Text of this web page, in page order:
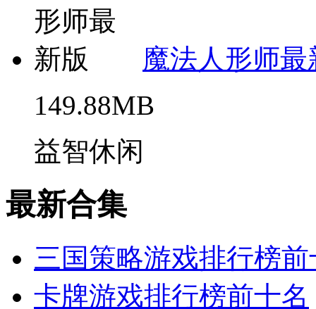
魔法人形师最
149.88MB
益智休闲
最新合集
三国策略游戏排行榜
卡牌游戏排行榜前十名